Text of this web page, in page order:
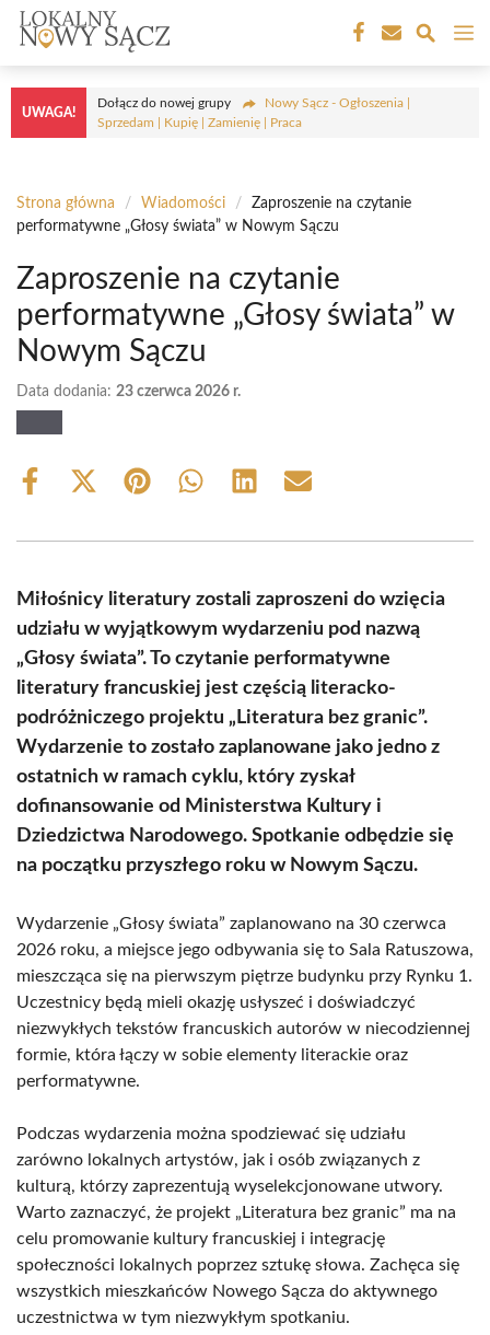
Przejdź
treści
UWAGA!
Dołącz do nowej grupy
Nowy Sącz - Ogłoszenia |
Sprzedam | Kupię | Zamienię | Praca
Strona główna / Wiadomości /
Zaproszenie na czytanie
performatywne „Głosy świata” w Nowym Sączu
Zaproszenie na czytanie
performatywne „Głosy świata” w
Nowym Sączu
Data dodania: 23 czerwca 2026 r.
Share
Share
(Twitter)
Share Share Share Share
Miłośnicy literatury zostali zaproszeni do wzięcia
udziału w wyjątkowym wydarzeniu pod nazwą
„Głosy świata”. To czytanie performatywne
literatury francuskiej jest częścią literacko-
podróżniczego projektu „Literatura bez granic”.
Wydarzenie to zostało zaplanowane jako jedno z
ostatnich w ramach cyklu, który zyskał
dofinansowanie od Ministerstwa Kultury i
Dziedzictwa Narodowego. Spotkanie odbędzie się
na początku przyszłego roku w Nowym Sączu.
Wydarzenie „Głosy świata” zaplanowano na 30 czerwca
2026 roku, a miejsce jego odbywania się to Sala Ratuszowa,
mieszcząca się na pierwszym piętrze budynku przy Rynku 1.
Uczestnicy będą mieli okazję usłyszeć i doświadczyć
niezwykłych tekstów francuskich autorów w niecodziennej
formie, która łączy w sobie elementy literackie oraz
performatywne.
Podczas wydarzenia można spodziewać się udziału
zarówno lokalnych artystów, jak i osób związanych z
kulturą, którzy zaprezentują wyselekcjonowane utwory.
Warto zaznaczyć, że projekt „Literatura bez granic” ma na
celu promowanie kultury francuskiej i integrację
społeczności lokalnych poprzez sztukę słowa. Zachęca się
wszystkich mieszkańców Nowego Sącza do aktywnego
uczestnictwa w tym niezwykłym spotkaniu.